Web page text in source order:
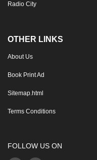
Radio City
OTHER LINKS
About Us
Book Print Ad
Sitemap.html
Terms Conditions
FOLLOW US ON